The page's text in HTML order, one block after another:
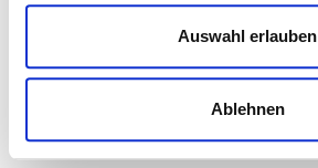
Auswahl erlauben
Ablehnen